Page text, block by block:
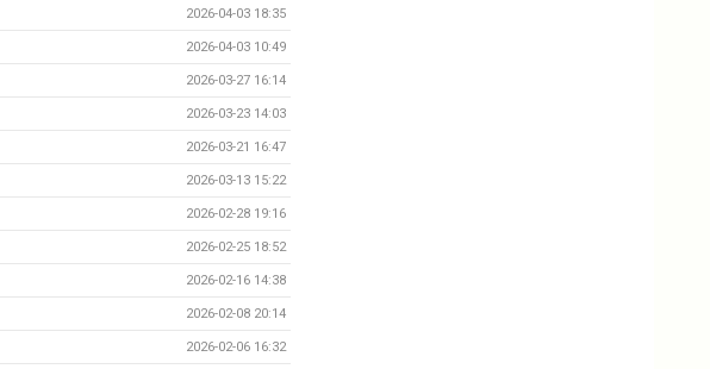
2026-04-03 18:35
2026-04-03 10:49
2026-03-27 16:14
2026-03-23 14:03
2026-03-21 16:47
2026-03-13 15:22
2026-02-28 19:16
2026-02-25 18:52
2026-02-16 14:38
2026-02-08 20:14
2026-02-06 16:32